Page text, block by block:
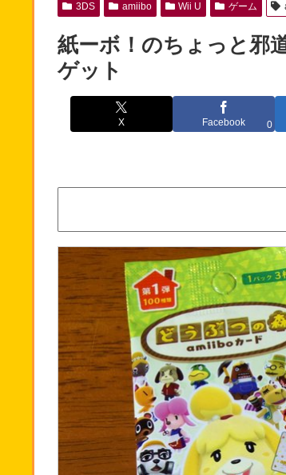
3DS amiibo Wii U ゲーム
紙ーボ！のちょっと邪
ゲット
X Facebook 0